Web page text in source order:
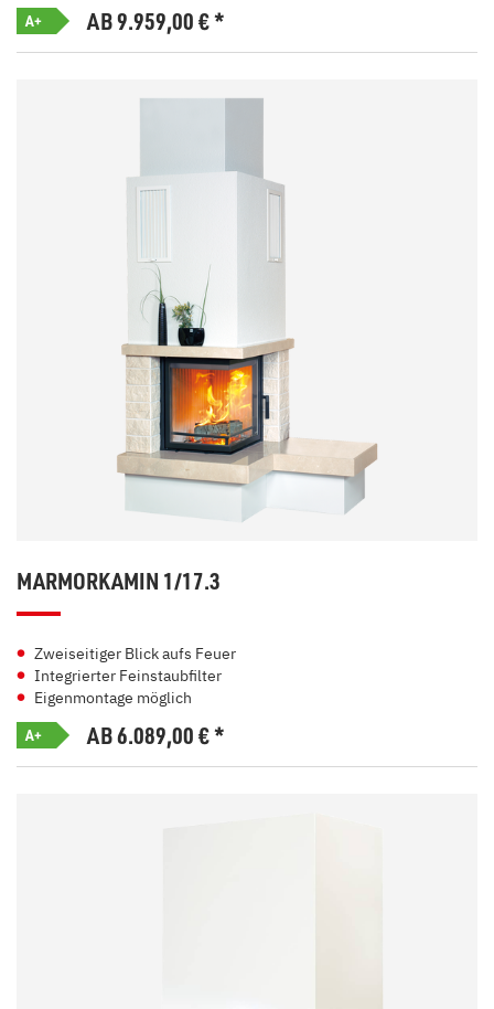
A+ AB 9.959,00€*
MARMORKAMIN 1/17.3
Zweiseitiger Blick aufs Feuer
Integrierter Feinstaubfilter
Eigenmontage möglich
A+ AB 6.089,00€*